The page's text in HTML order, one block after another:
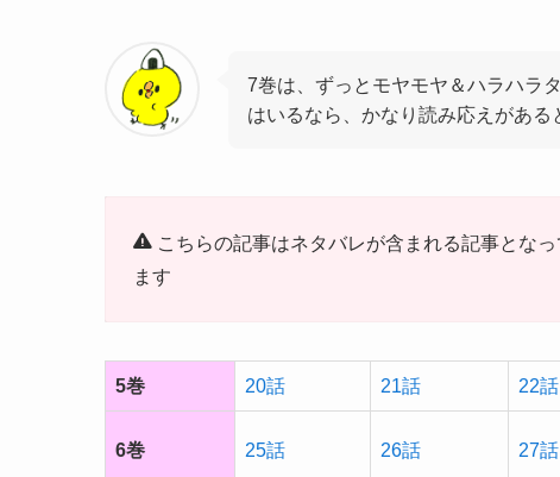
7巻は、ずっとモヤモヤ＆ハラハラ
はいるなら、かなり読み応えがある
こちらの記事はネタバレが含まれる記事とな
ます
5巻 20話 21話 22話
6巻 25話 26話 27話